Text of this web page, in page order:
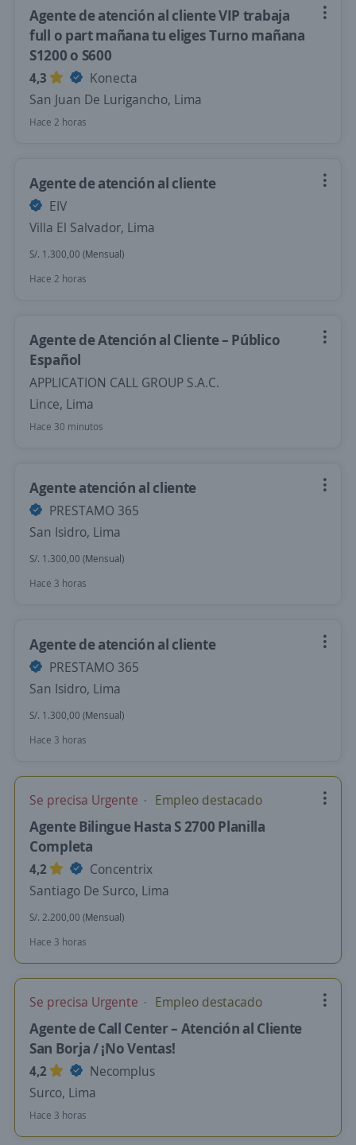
Agente de atención al cliente VIP trabaja
full o part mañana tu eliges Turno mañana
S1200 o S600
4,3
Konecta
San Juan De Lurigancho, Lima
Hace 2 horas
Agente de atención al cliente
EIV
Villa El Salvador, Lima
S/. 1.300,00 (Mensual)
Hace 2 horas
Agente de Atención al Cliente – Público
Español
APPLICATION CALL GROUP S.A.C.
Lince, Lima
Hace 30 minutos
Agente atención al cliente
PRESTAMO 365
San Isidro, Lima
S/. 1.300,00 (Mensual)
Hace 3 horas
Agente de atención al cliente
PRESTAMO 365
San Isidro, Lima
S/. 1.300,00 (Mensual)
Hace 3 horas
Se precisa Urgente Empleo destacado
Agente Bilingue Hasta S 2700 Planilla
Completa
4,2
Concentrix
Santiago De Surco, Lima
S/. 2.200,00 (Mensual)
Hace 3 horas
Se precisa Urgente Empleo destacado
Agente de Call Center – Atención al Cliente
San Borja / ¡No Ventas!
4,2
Necomplus
Surco, Lima
Hace 3 horas